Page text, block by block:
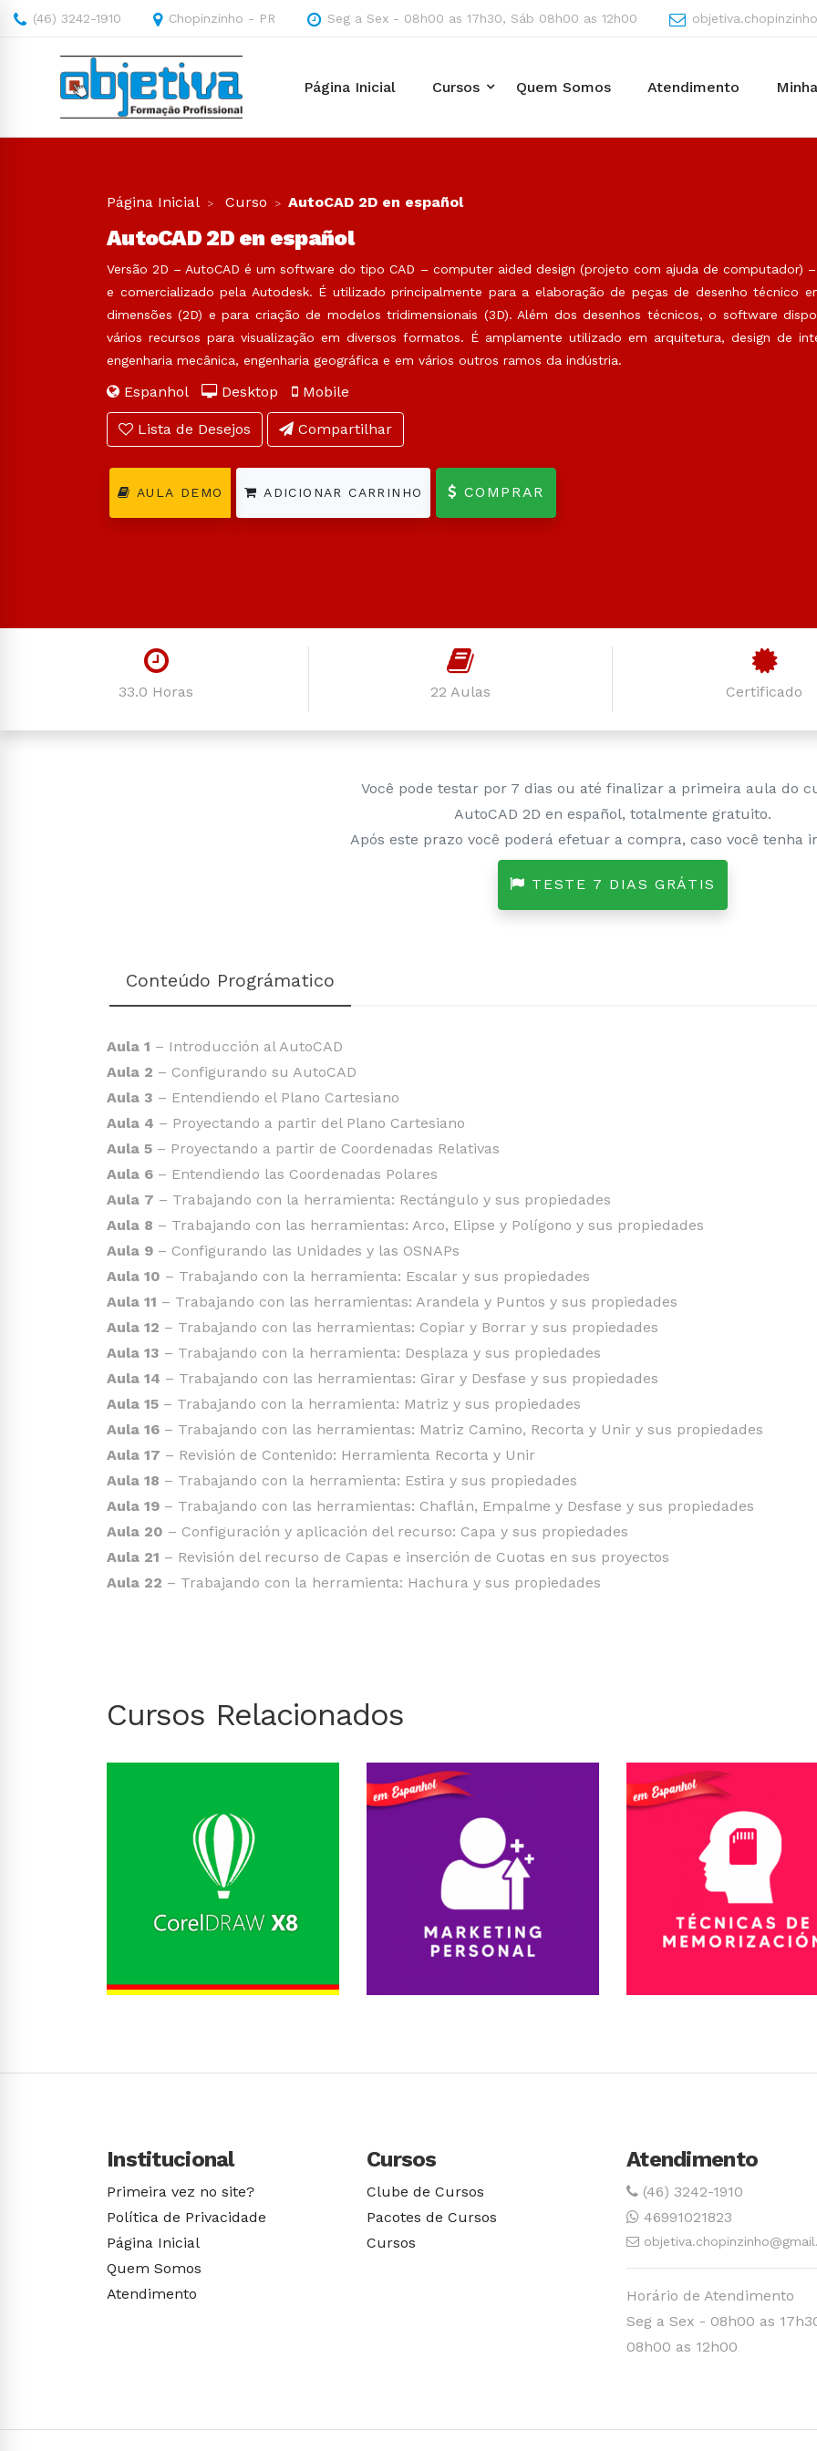
(46) 3242-1910 Chopinzinho - PR Seg a Sex - 08h00 as 17h30, Sáb 08h00 as 12h00
Página Inicial Cursos Quem Somos Atendimento
Página Inicial Curso AutoCAD 2D en español
AutoCAD 2D en español
Versão 2D – AutoCAD é um software do tipo CAD – computer aided design (projeto com ajuda de computador)
e comercializado pela Autodesk. É utilizado principalmente para a elaboração de peças de desenho técnico
dimensões (2D) e para criação de modelos tridimensionais (3D). Além dos desenhos técnicos, o software
vários recursos para visualização em diversos formatos. É amplamente utilizado em arquitetura, design de
engenharia mecânica, engenharia geográfica e em vários outros ramos da indústria.
Espanhol Desktop Mobile
Lista de Desejos Compartilhar
AULA DEMO ADICIONAR CARRINHO COMPRAR
33.0 Horas 22 Aulas Certificado
Você pode testar por 7 dias ou até finalizar a primeira aula do
AutoCAD 2D en español, totalmente gratuito.
Após este prazo você poderá efetuar a compra, caso você tenha
TESTE 7 DIAS GRÁTIS
Conteúdo Prográmatico
Aula 1 – Introducción al AutoCAD
Aula 2 – Configurando su AutoCAD
Aula 3 – Entendiendo el Plano Cartesiano
Aula 4 – Proyectando a partir del Plano Cartesiano
Aula 5 – Proyectando a partir de Coordenadas Relativas
Aula 6 – Entendiendo las Coordenadas Polares
Aula 7 – Trabajando con la herramienta: Rectángulo y sus propiedades
Aula 8 – Trabajando con las herramientas: Arco, Elipse y Polígono y sus propiedades
Aula 9 – Configurando las Unidades y las OSNAPs
Aula 10 – Trabajando con la herramienta: Escalar y sus propiedades
Aula 11 – Trabajando con las herramientas: Arandela y Puntos y sus propiedades
Aula 12 – Trabajando con las herramientas: Copiar y Borrar y sus propiedades
Aula 13 – Trabajando con la herramienta: Desplaza y sus propiedades
Aula 14 – Trabajando con las herramientas: Girar y Desfase y sus propiedades
Aula 15 – Trabajando con la herramienta: Matriz y sus propiedades
Aula 16 – Trabajando con las herramientas: Matriz Camino, Recorta y Unir y sus propiedades
Aula 17 – Revisión de Contenido: Herramienta Recorta y Unir
Aula 18 – Trabajando con la herramienta: Estira y sus propiedades
Aula 19 – Trabajando con las herramientas: Chaflán, Empalme y Desfase y sus propiedades
Aula 20 – Configuración y aplicación del recurso: Capa y sus propiedades
Aula 21 – Revisión del recurso de Capas e inserción de Cuotas en sus proyectos
Aula 22 – Trabajando con la herramienta: Hachura y sus propiedades
Cursos Relacionados
Institucional
Primeira vez no site?
Política de Privacidade
Página Inicial
Quem Somos
Atendimento
Cursos
Clube de Cursos
Pacotes de Cursos
Cursos
Atendimento
(46) 3242-1910
46991021823
Horário de Atendimento
Seg a Sex - 08h00 as
08h00 as 12h00